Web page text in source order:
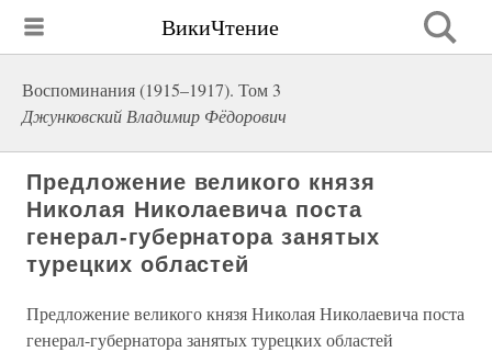
ВикиЧтение
Воспоминания (1915–1917). Том 3
Джунковский Владимир Фёдорович
Предложение великого князя
Николая Николаевича поста
генерал-губернатора занятых
турецких областей
Предложение великого князя Николая Николаевича поста
генерал-губернатора занятых турецких областей